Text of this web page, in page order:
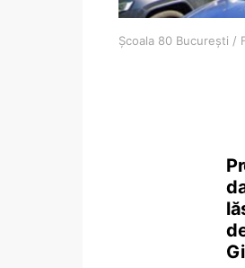
Școala 80 București /